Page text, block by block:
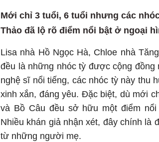
Mới chỉ 3 tuổi, 6 tuổi nhưng các
Thảo đã lộ rõ điểm nổi bật ở ngoại
Lisa nhà Hồ Ngọc Hà, Chloe nhà
đều là những nhóc tỳ được cộng
nghệ sĩ nổi tiếng, các nhóc tỳ này thu
xinh xắn, đáng yêu. Đặc biệt, dù mới
và Bồ Câu đều sở hữu một điểm
Nhiều khán giả nhận xét, đây chính là
từ những người mẹ.